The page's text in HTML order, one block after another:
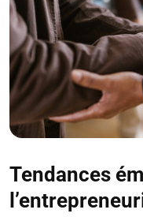
Tendances